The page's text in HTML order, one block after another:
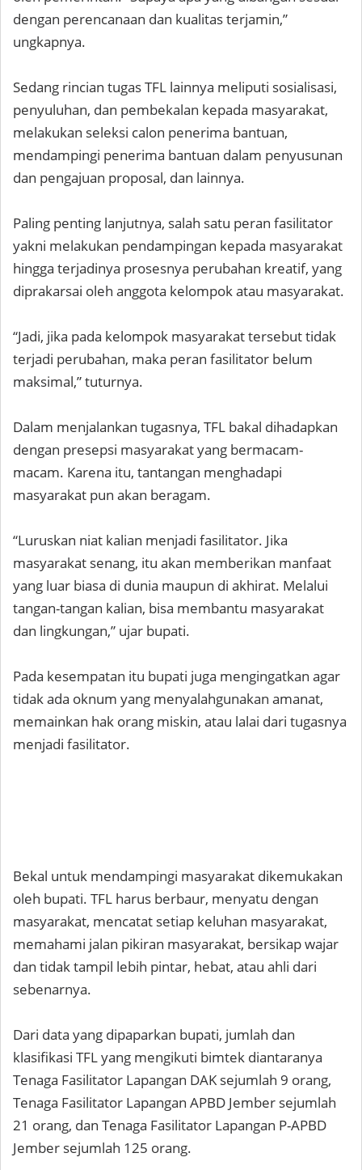
dengan perencanaan dan kualitas terjamin,”
ungkapnya.
Sedang rincian tugas TFL lainnya meliputi sosialisasi,
penyuluhan, dan pembekalan kepada masyarakat,
melakukan seleksi calon penerima bantuan,
mendampingi penerima bantuan dalam penyusunan
dan pengajuan proposal, dan lainnya.
Paling penting lanjutnya, salah satu peran fasilitator
yakni melakukan pendampingan kepada masyarakat
hingga terjadinya prosesnya perubahan kreatif, yang
diprakarsai oleh anggota kelompok atau masyarakat.
“Jadi, jika pada kelompok masyarakat tersebut tidak
terjadi perubahan, maka peran fasilitator belum
maksimal,” tuturnya.
Dalam menjalankan tugasnya, TFL bakal dihadapkan
dengan presepsi masyarakat yang bermacam-
macam. Karena itu, tantangan menghadapi
masyarakat pun akan beragam.
“Luruskan niat kalian menjadi fasilitator. Jika
masyarakat senang, itu akan memberikan manfaat
yang luar biasa di dunia maupun di akhirat. Melalui
tangan-tangan kalian, bisa membantu masyarakat
dan lingkungan,” ujar bupati.
Pada kesempatan itu bupati juga mengingatkan agar
tidak ada oknum yang menyalahgunakan amanat,
memainkan hak orang miskin, atau lalai dari tugasnya
menjadi fasilitator.
Bekal untuk mendampingi masyarakat dikemukakan
oleh bupati. TFL harus berbaur, menyatu dengan
masyarakat, mencatat setiap keluhan masyarakat,
memahami jalan pikiran masyarakat, bersikap wajar
dan tidak tampil lebih pintar, hebat, atau ahli dari
sebenarnya.
Dari data yang dipaparkan bupati, jumlah dan
klasifikasi TFL yang mengikuti bimtek diantaranya
Tenaga Fasilitator Lapangan DAK sejumlah 9 orang,
Tenaga Fasilitator Lapangan APBD Jember sejumlah
21 orang, dan Tenaga Fasilitator Lapangan P-APBD
Jember sejumlah 125 orang.